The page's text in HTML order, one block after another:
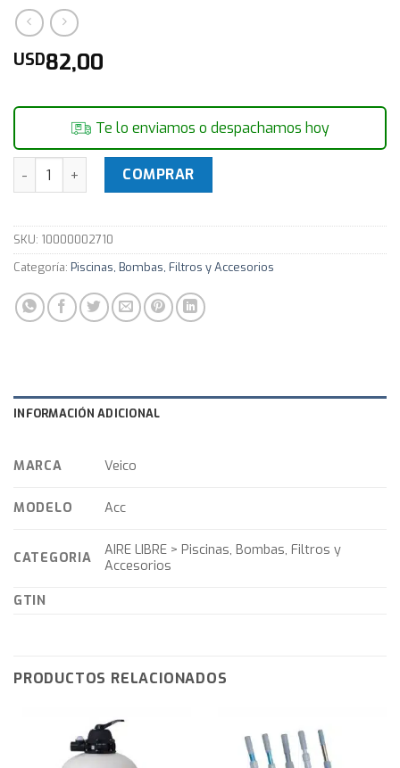
USD82,00
Te lo enviamos o despachamos hoy
PROYECTOR VEICO MINI LED BLANCO - Luces Para Piscina
COMPRAR
SKU: 10000002710
Categoría: Piscinas, Bombas, Filtros y Accesorios
INFORMACIÓN ADICIONAL
MARCA Veico
MODELO Acc
CATEGORIA
AIRE LIBRE > Piscinas, Bombas, Filtros y
Accesorios
GTIN
PRODUCTOS RELACIONADOS